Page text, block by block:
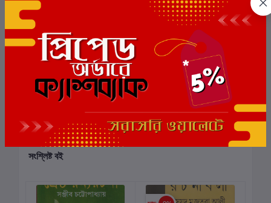
(0 পর্যালোচনা)
বই-এ রেটিং দিন
এই বইয়ের জন্য এখনও কোন পর্যালোচনা নেই
সংশ্লিষ্ট বই